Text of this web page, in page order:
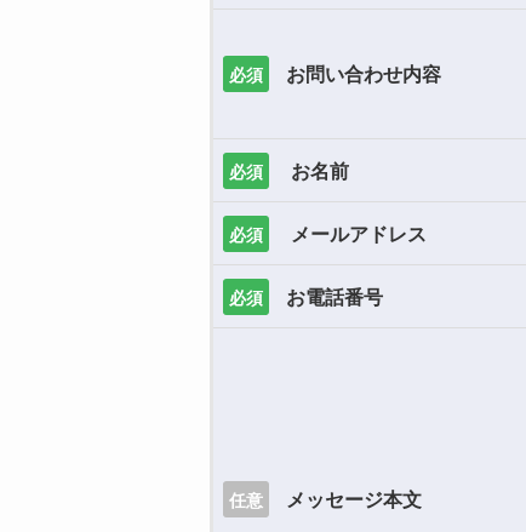
必須 お問い合わせ内容
必須 お名前
必須 メールアドレス
必須 お電話番号
任意 メッセージ本文